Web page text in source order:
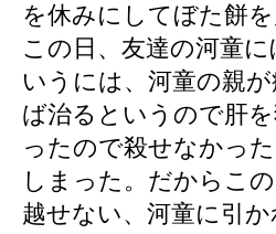
を休みにしてぼた餅
この日、友達の河童
いうには、河童の親
ば治るというので肝
ったので殺せなかっ
しまった。だからこ
越せない、河童に引